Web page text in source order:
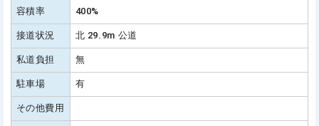
容積率 400%
接道状況 北 29.9m 公道
私道負担 無
駐車場 有
その他費用